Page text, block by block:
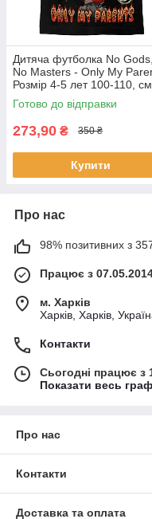
Дитяча футболка No Gods,
No Masters - Only My
Розмір 4-5 лет 100-110, см
Готово до відправки
273,90 ₴ 350 ₴
Купити
Про нас
98% позитивних з 357
Працює з
м. Харків
Харків, Харків,
Контакти
Сьогодні працює з
Показати весь
Про нас
Контакти
Доставка та оплата